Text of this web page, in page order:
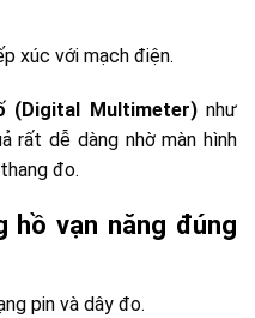
xúc với mạch điện.
(Digital Multimeter)như
rất dễ dàng nhờ màn hình
đo.
hồ vạn năng đúng
pin và dây đo.